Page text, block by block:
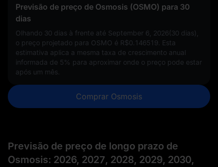
Previsão de preço de Osmosis (OSMO) para 30
dias
Olhando 30 dias à frente até September 6, 2026(30 dias),
o preço projetado para OSMO é R$0.146519 . Esta
estimativa aplica a mesma taxa de crescimento anual
informada de 5% para aproximar onde o preço pode estar
após um mês.
Comprar Osmosis
Previsão de preço de longo prazo de
Osmosis: 2026, 2027, 2028, 2029, 2030,